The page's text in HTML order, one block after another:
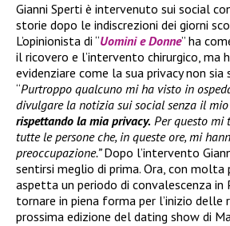
Gianni Sperti è intervenuto sui social
storie dopo le indiscrezioni dei giorni
L’opinionista di “Uomini e Donne” ha
il ricovero e l’intervento chirurgico, ma
evidenziare come la sua privacy non
“Purtroppo qualcuno mi ha visto in
divulgare la notizia sui social senza il mio
rispettando la mia privacy. Per questo mi
tutte le persone che, in queste ore, mi
preoccupazione.”Dopo l’intervento
sentirsi meglio di prima. Ora, con
aspetta un periodo di convalescenza in
tornare in piena forma per l’inizio delle
prossima edizione del dating show di